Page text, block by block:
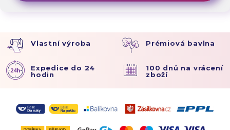
Vlastní výroba Prémiová bavlna
Expedice do 24
hodin
100 dnů na vrácení
zboží